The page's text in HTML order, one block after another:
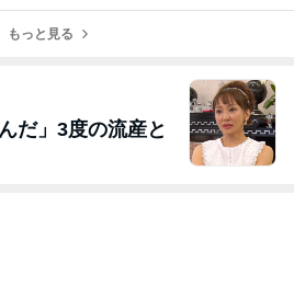
もっと見る
だ」3度の流産と